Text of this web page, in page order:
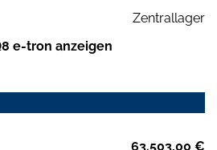
Zentrallager
e-tron anzeigen
63.503,00 €